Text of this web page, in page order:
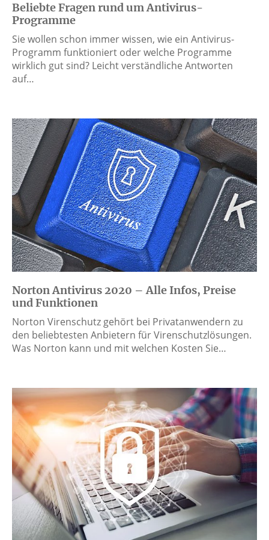
Beliebte Fragen rund um Antivirus-
Programme
Sie wollen schon immer wissen, wie ein Antivirus-
Programm funktioniert oder welche Programme
wirklich gut sind? Leicht verständliche Antworten
auf…
Norton Antivirus 2020 – Alle Infos, Preise
und Funktionen
Norton Virenschutz gehört bei Privatanwendern zu
den beliebtesten Anbietern für Virenschutzlösungen.
Was Norton kann und mit welchen Kosten Sie…